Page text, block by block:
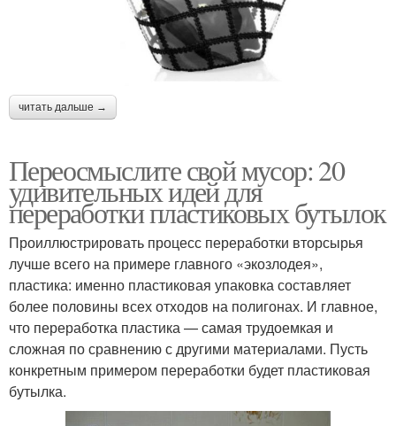
читать дальше →
Переосмыслите свой мусор: 20
удивительных идей для
переработки пластиковых бутылок
Проиллюстрировать процесс переработки вторсырья
лучше всего на примере главного «экозлодея»,
пластика: именно пластиковая упаковка составляет
более половины всех отходов на полигонах. И главное,
что переработка пластика — самая трудоемкая и
сложная по сравнению с другими материалами. Пусть
конкретным примером переработки будет пластиковая
бутылка.